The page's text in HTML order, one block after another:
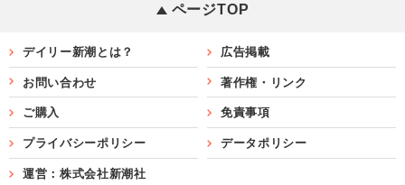
ページTOP
デイリー新潮とは？ 広告掲載
お問い合わせ 著作権・リンク
ご購入 免責事項
プライバシーポリシー データポリシー
運営：株式会社新潮社